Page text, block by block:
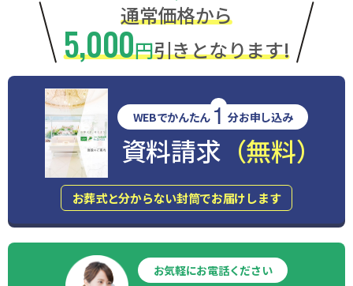
通常価格から
5,000円引きとなります!
WEBでかんたん 1 分お申し込み
資料請求 （無料）
お葬式と分からない封筒でお届けします
お気軽にお電話ください